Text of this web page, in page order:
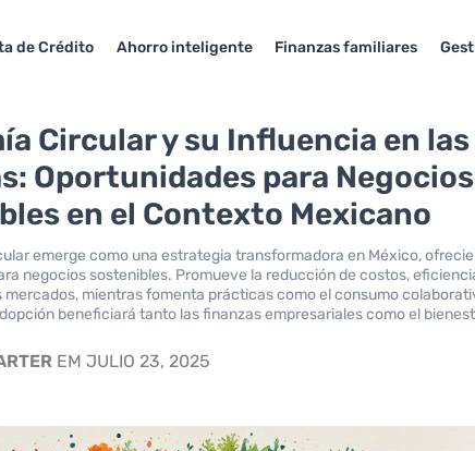
de Crédito Ahorro inteligente Finanzas familiares
Circular y su Influencia en las
Oportunidades para Negocios
en el Contexto Mexicano
emerge como una estrategia transformadora en México,
negocios sostenibles. Promueve la reducción de costos,
mercados, mientras fomenta prácticas como el consumo
beneficiará tanto las finanzas empresariales como el
EM JULIO 23, 2025